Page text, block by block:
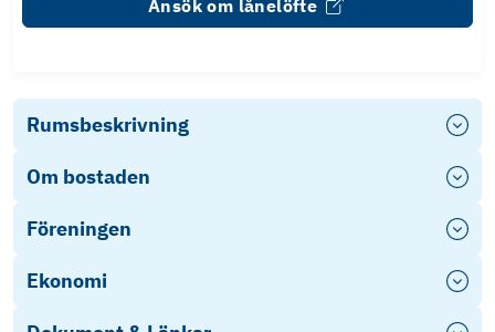
Ansök om lånelöfte
Rumsbeskrivning
Om bostaden
Föreningen
Ekonomi